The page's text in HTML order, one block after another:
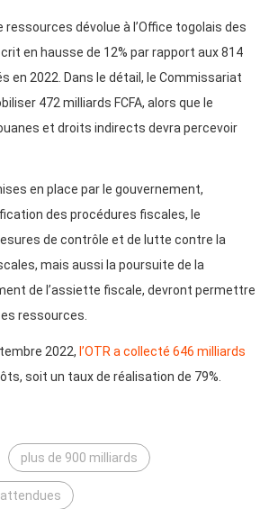
dévolue à l’Office togolais des
en hausse de 12% par rapport aux 814
en 2022. Dans le détail, le Commissariat
472 milliards FCFA, alors que le
et droits indirects devra percevoir
en place par le gouvernement,
des procédures fiscales, le
de contrôle et de lutte contre la
mais aussi la poursuite de la
de l’assiette fiscale, devront permettre
ressources.
2022, l’OTR a collecté 646 milliards
soit un taux de réalisation de 79%.
plus de 900 milliards